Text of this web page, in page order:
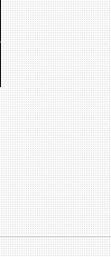
アクセサリー
AXIS TQ3819-
ェザーシールド